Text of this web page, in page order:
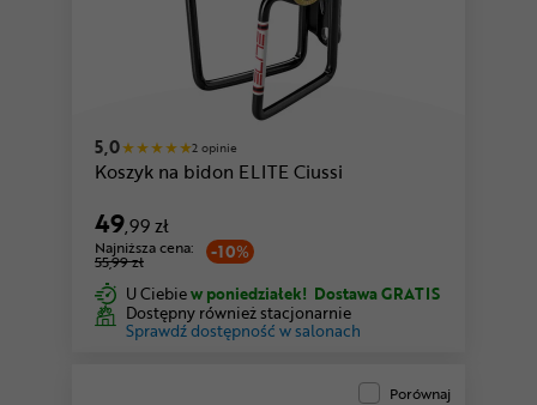
5,0 2 opinie
Koszyk na bidon ELITE Ciussi
49,99 zł
-10%
Najniższa cena:
55,99 zł
U Ciebiew poniedziałek! Dostawa GRATIS
Dostępny również stacjonarnie
Sprawdź dostępność w salonach
Porównaj